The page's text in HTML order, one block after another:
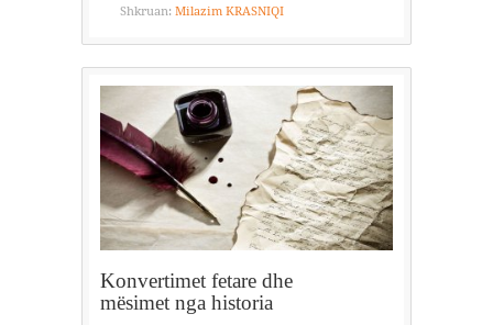
Shkruan: Milazim KRASNIQI
Konvertimet fetare dhe
mësimet nga historia